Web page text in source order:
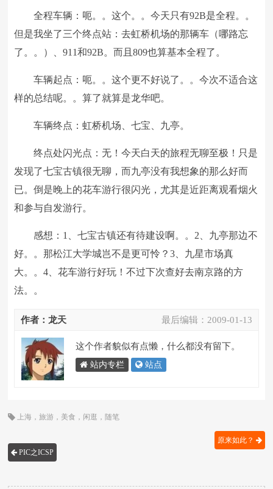
全程车辆：呃。。这个。。今天只有92B是全程。。
但是我坐了三个终点站：去虹桥机场的那辆车（哪路忘
了。。）、911和92B。而且809也算基本全程了。
车辆起点：呃。。这个更不好说了。。今次不适合这
样的总结呢。。算了就算是龙华吧。
车辆终点：虹桥机场、七宝、九亭。
终点处闪光点：无！今天白天的旅程无聊至极！只是
发现了七宝古镇很无聊，而九亭没有我想象的那么好而
已。倒是晚上的花车游行很闪光，尤其是近距离观看烟火
和参与自发游行。
感想：1、七宝古镇还有待建设啊。。2、九亭那边不
好。。那松江大学城岂不是更可怜？3、九星市场真
大。。4、花车游行好玩！不过下次查好去南京路的方
法。。
最后编辑： 2009-01-13
作者：龙天
这个作者貌似有点懒，什么都没有留下。
站内专栏 站点
上海 ，旅游 ， 美食 ， 闲逛 ， 随笔
PIC之ICSP
原来如此？